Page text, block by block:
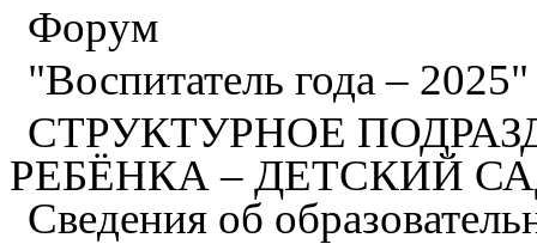
Форум
"Воспитатель года –
СТРУКТУРНОЕ
РЕБЁНКА – ДЕТСКИЙ
Сведения об